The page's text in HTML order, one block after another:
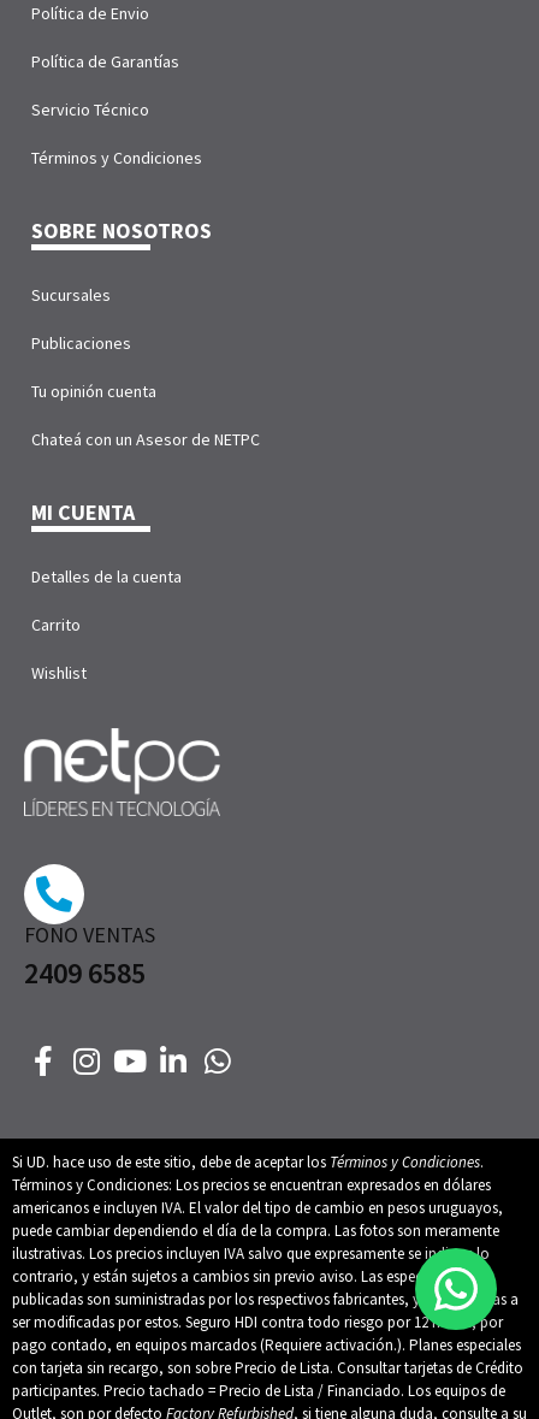
FONO VENTAS
2409 6585
Política de Envio
Política de Garantías
Servicio Técnico
Términos y Condiciones
SOBRE NOSOTROS
Sucursales
Publicaciones
Tu opinión cuenta
Chateá con un Asesor de NETPC
MI CUENTA
Detalles de la cuenta
Carrito
Wishlist
Si UD. hace uso de este sitio, debe de aceptar los Términos y Condiciones.
Términos y Condiciones: Los precios se encuentran expresados en dólares
americanos e incluyen IVA. El valor del tipo de cambio en pesos uruguayos,
puede cambiar dependiendo el día de la compra. Las fotos son meramente
ilustrativas. Los precios incluyen IVA salvo que expresamente se indique lo
contrario, y están sujetos a cambios sin previo aviso. Las especificaciones
publicadas son suministradas por los respectivos fabricantes, y están sujetas a
ser modificadas por estos. Seguro HDI contra todo riesgo por 12 meses, por
pago contado, en equipos marcados (Requiere activación.). Planes especiales
con tarjeta sin recargo, son sobre Precio de Lista. Consultar tarjetas de Crédito
participantes. Precio tachado = Precio de Lista / Financiado. Los equipos de
Outlet, son por defecto Factory Refurbished, si tiene alguna duda, consulte a su